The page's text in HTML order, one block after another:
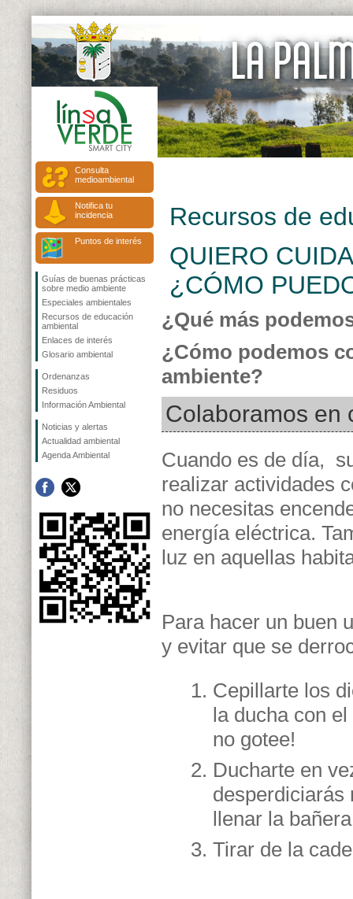
Consulta
medioambiental
Notifica tu
incidencia
Puntos de interés
Guías de buenas prácticas
sobre medio ambiente
Especiales ambientales
Recursos de educación
ambiental
Enlaces de interés
Glosario ambiental
Ordenanzas
Residuos
Información Ambiental
Noticias y alertas
Actualidad ambiental
Agenda Ambiental
Recursos de
QUIERO
¿CÓMO
¿Qué más
¿Cómo podemos
ambiente?
Colaboramos en
Cuando es de día,
realizar actividades
no necesitas
energía eléctrica.
luz en aquellas
Para hacer un buen
y evitar que se
Cepillarte los
la ducha con
no gotee!
Ducharte en
desperdiciarás
llenar la
Tirar de la